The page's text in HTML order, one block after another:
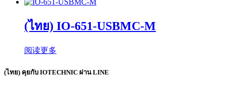
(ไทย) IO-651-USBMC-M
阅读更多
(ไทย) คุยกับ IOTECHNIC ผ่าน LINE